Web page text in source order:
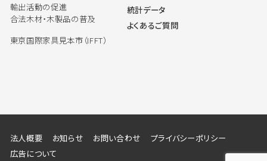
輸出活動の促進
合法木材・木製品の普及
東京国際家具見本市（IFFT）
統計データ
よくあるご質問
法人概要 お知らせ お問い合わせ
プライバシーポリシー
広告について